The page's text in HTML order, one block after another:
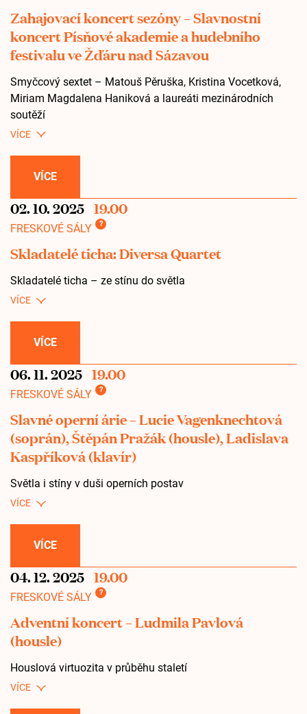
Zahajovací koncert sezóny – Slavnostní
koncert Písňové akademie a hudebního
festivalu ve Žďáru nad Sázavou
Smyčcový sextet – Matouš Pěruška, Kristina Vocetková,
Miriam Magdalena Haniková a laureáti mezinárodních
soutěží
VÍCE
02. 10. 2025 19.00
FRESKOVÉ SÁLY ?
Skladatelé ticha: Diversa Quartet
Skladatelé ticha – ze stínu do světla
VÍCE
06. 11. 2025 19.00
FRESKOVÉ SÁLY ?
Slavné operní árie – Lucie Vagenknechtová
(soprán), Štěpán Pražák (housle), Ladislava
Kaspříková (klavír)
Světla i stíny v duši operních postav
VÍCE
04. 12. 2025 19.00
FRESKOVÉ SÁLY ?
Adventní koncert – Ludmila Pavlová
(housle)
Houslová virtuozita v průběhu staletí